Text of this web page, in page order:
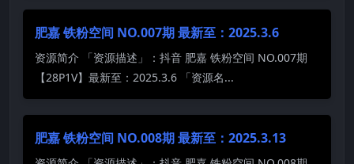
肥嘉 铁粉空间 NO.007期 最新至：2025.3.6
资源简介 「资源描述」：抖音 肥嘉 铁粉空间 NO.007期
【28P1V】最新至：2025.3.6 「资源名...
肥嘉 铁粉空间 NO.008期 最新至：2025.3.13